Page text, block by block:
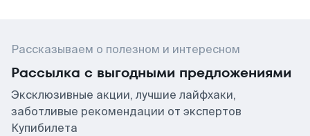
Рассказываем о полезном и интересном
Рассылка с выгодными предложениями
Эксклюзивные акции, лучшие лайфхаки,
заботливые рекомендации от экспертов
Купибилета